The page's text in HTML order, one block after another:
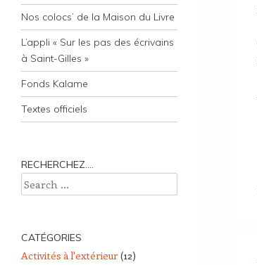
Nos colocs’ de la Maison du Livre
L’appli « Sur les pas des écrivains
à Saint-Gilles »
Fonds Kalame
Textes officiels
RECHERCHEZ….
Search
CATÉGORIES
Activités à l'extérieur(12)